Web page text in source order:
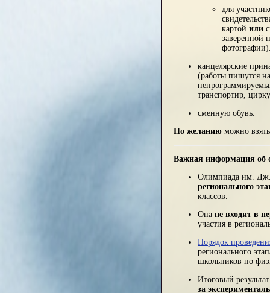
для
картой или
заверенной
канцелярские
(работы пишутся
транспортир,
сменную обувь.
По желанию можно
Важная информация об
Олимпиада им. Дж.
регионального
классов.
Она не входит в
участия в
Порядок
регионального
школьников по
Итоговый
за